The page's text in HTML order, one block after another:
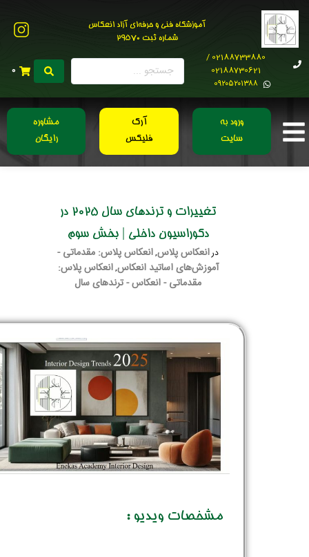
آموزشگاه فنی و حرفه‌ای آزاد انعکاس
شماره ثبت 29570
02188733880 /
02188730621
0۹۲۰۵۲۰۱۳۸۸
0
ورود به
سایت
آرک
فلیکس
مشاوره
رایگان
تغییرات و ترندهای سال 2025 در
دکوراسیون داخلی | بخش سوم
درانعکاس پلاس,انعکاس پلاس: مقدماتی -
آموزش‌های اساتید انعکاس,انعکاس پلاس:
مقدماتی - انعکاس - ترندهای سال
مشخصات ویدیو :